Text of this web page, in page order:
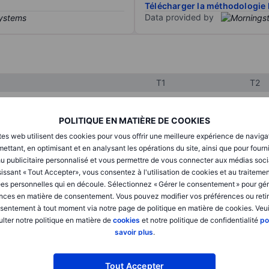
POLITIQUE EN MATIÈRE DE COOKIES
web utilisent des cookies pour vous offrir une meilleure expérience de
en optimisant et en analysant les opérations du site, ainsi que pour
publicitaire personnalisé et vous permettre de vous connecter aux médias
« Tout Accepter», vous consentez à l'utilisation de cookies et au
personnelles qui en découle. Sélectionnez « Gérer le consentement » pour
en matière de consentement. Vous pouvez modifier vos préférences ou
à tout moment via notre page de politique en matière de cookies.
notre politique en matière de cookies et notre politique de confidentialité
savoir plus.
Tout Accepter
Télécharger la méthodologie
Data provided by
T1 T2
XXXXXXX
XXXXXXX XXXXXXX
XXXXXXX XXXXXXX
XXXXXXX XXXXXXX
XXXXXXX